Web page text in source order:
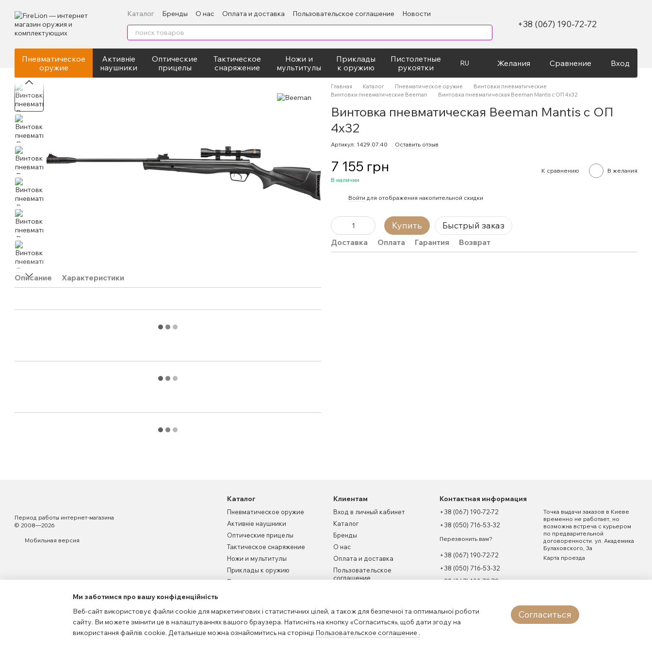
Каталог Бренды О нас Оплата и доставка Пользовательское соглашение
Новости
Контактная информация
+38 (067) 190-72-72
Пневматическое
оружие
Активніе
наушники
Оптические
прицелы
Тактическое
снаряжение
Ножи и
мультитулы
Приклады
к оружию
Пистолетные
рукоятки
RU Желания Сравнение Вход
Описание Характеристики
Главная Каталог Пневматическое оружие
Винтовки пневматические
Винтовки пневматические Beeman
Винтовка пневматическая Beeman Mantis с ОП 4х32
Винтовка пневматическая Beeman Mantis с ОП
4х32
Артикул: 1429.07.40 Оставить отзыв
7 155 грн
В наличии
К сравнению В желания
Войти для отображения накопительной скидки
Купить Быстрый заказ
Доставка Оплата Гарантия Возврат
Период работы интернет-магазина
© 2008—2026
Мобильная версия
Каталог
Пневматическое оружие
Активніе наушники
Оптические прицелы
Тактическое снаряжение
Ножи и мультитулы
Приклады к оружию
Пистолетные рукоятки
Клиентам
Вход в личный кабинет
Каталог
Бренды
О нас
Оплата и доставка
Пользовательское
соглашение
Карта сайта
Контактная информация
+38 (067) 190-72-72
+38 (050) 716-53-32
Перезвонить вам?
+38 (067) 190-72-72
+38 (050) 716-53-32
+38 (067) 190-72-72
Точка выдачи заказов в Киеве
временно не работает, но
возможна встреча с курьером
по предварительной
договоренности. ул. Академика
Булаховского, 3а
Карта проезда
Ми заботимся про вашу конфіденційність
Веб-сайт використовує файли cookie для маркетингових і статистичних цілей, а також для безпечної та оптимальної роботи
сайту. Ви можете змінити це в налаштуваннях вашого браузера. Натисніть на кнопку «Согласиться», щоб дати згоду на
використання файлів cookie. Детальніше можна ознайомитись на сторінці Пользовательское соглашение .
Согласиться